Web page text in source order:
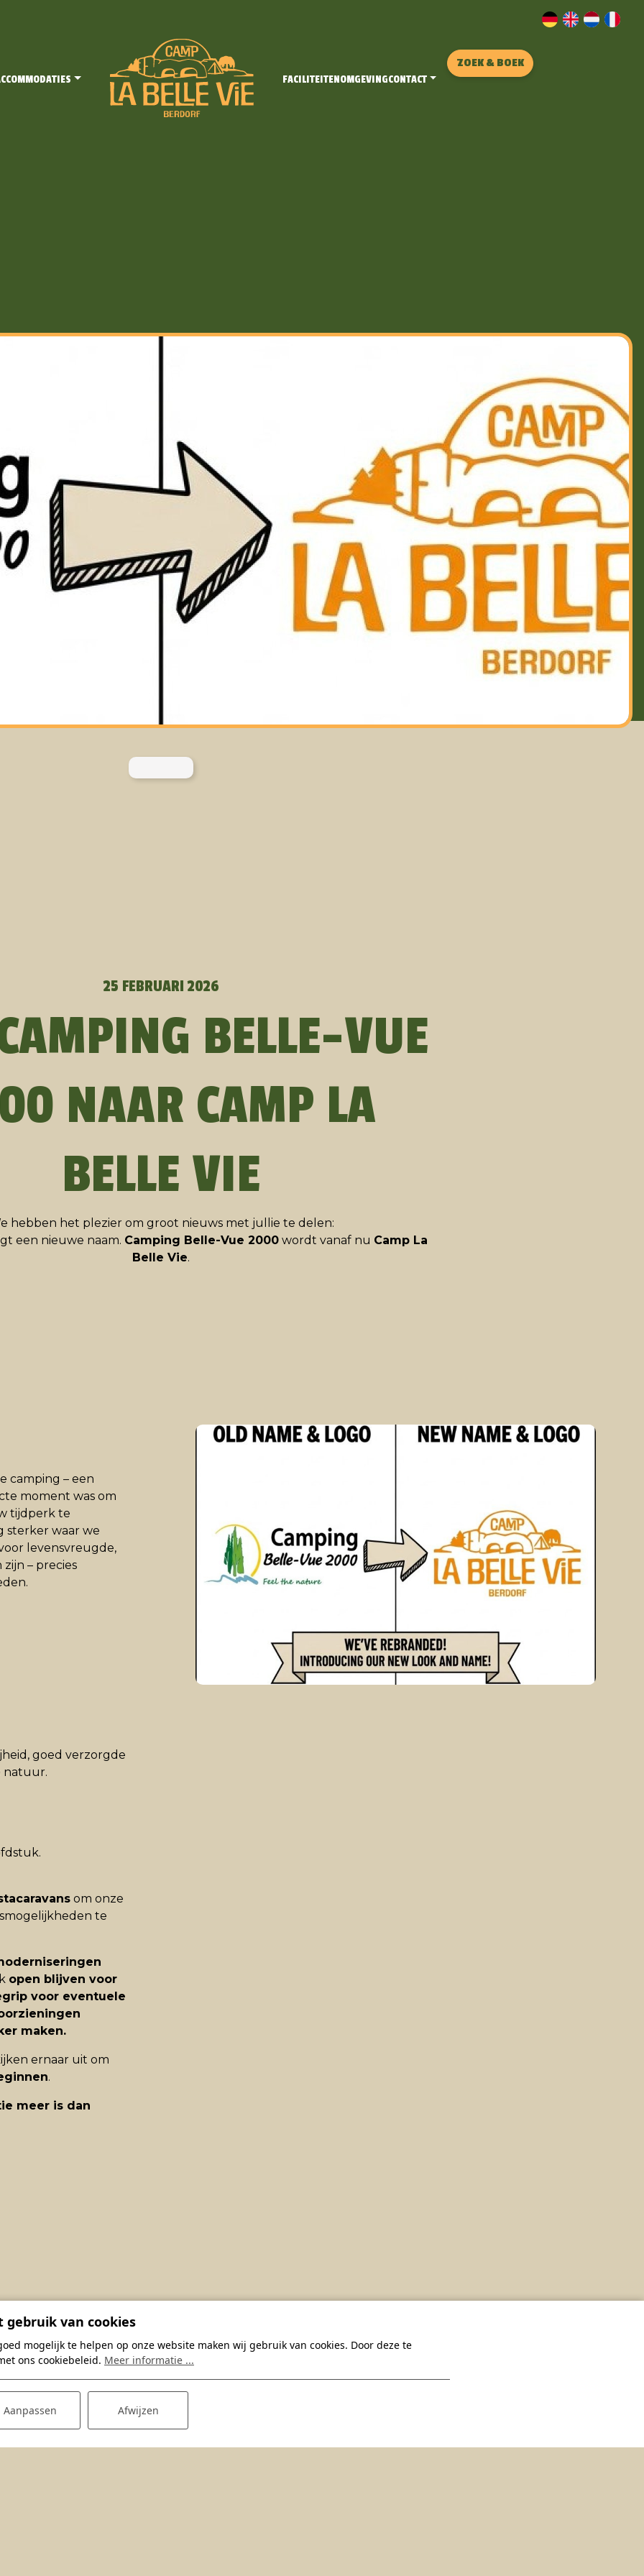
FACILITEITENOMGEVINGCONTACT
ZOEK & BOEK
25 FEBRUARI 2026
BELLE-VUE
NAAR CAMP LA
BELLE VIE
hebben het plezier om groot nieuws met jullie te delen:
een nieuwe naam. Camping Belle-Vue 2000wordt vanaf nu Camp La
Belle Vie.
camping – een
moment was om
tijdperk te
sterker waar we
levensvreugde,
– precies
goed verzorgde
natuur.
om onze
te
open blijven voor
voor eventuele
maken.
ernaar uit om
.
meer is dan
gebruik van cookies
mogelijk te helpen op onze website maken wij gebruik van cookies. Door deze te
ons cookiebeleid. Meer informatie ...
Aanpassen Afwijzen